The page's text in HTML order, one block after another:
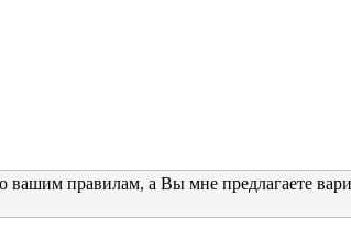
вашим правилам, а Вы мне предлагаете